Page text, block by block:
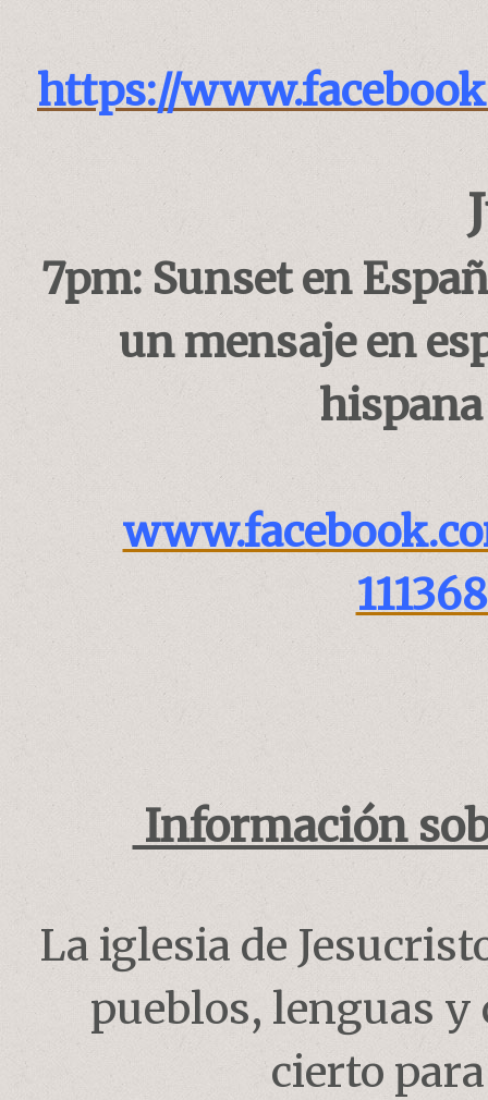
https://
7pm: Sunset en
un mensaje en
Información
La iglesia de
pueblos, lenguas y
cierto